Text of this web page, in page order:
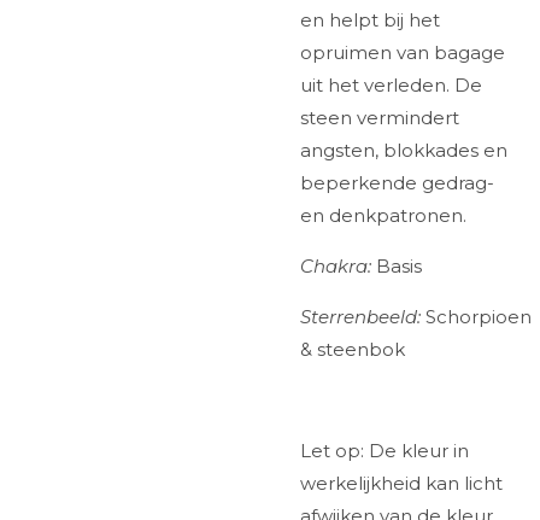
en helpt bij het
opruimen van bagage
uit het verleden. De
steen vermindert
angsten, blokkades en
beperkende gedrag-
en denkpatronen.
Chakra: Basis
Sterrenbeeld: Schorpioen
& steenbok
Let op: De kleur in
werkelijkheid kan licht